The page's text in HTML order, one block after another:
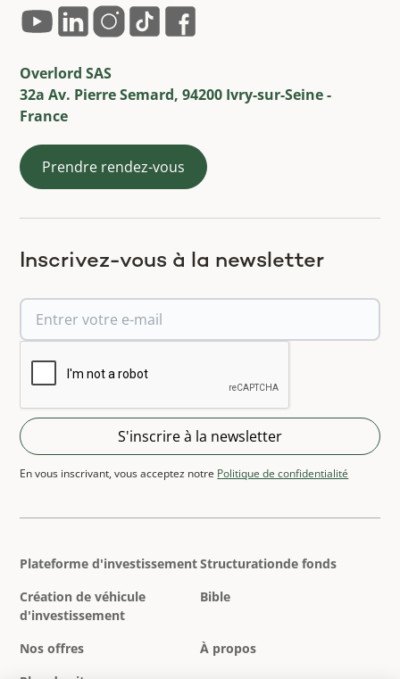
Overlord SAS
32a Av. Pierre Semard, 94200 Ivry-sur-Seine -
France
Prendre rendez-vous
Inscrivez-vous à la newsletter
En vous inscrivant, vous acceptez notre Politique de confidentialité
Plateforme d'investissementStructurationde fonds
Création de véhicule
d'investissement
Bible
Nos offres
À propos